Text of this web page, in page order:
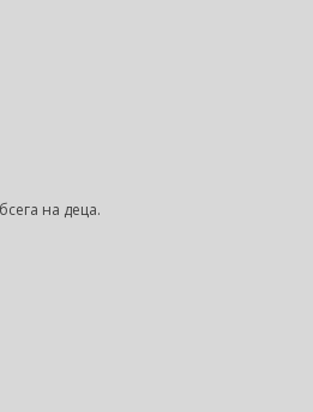
на деца.